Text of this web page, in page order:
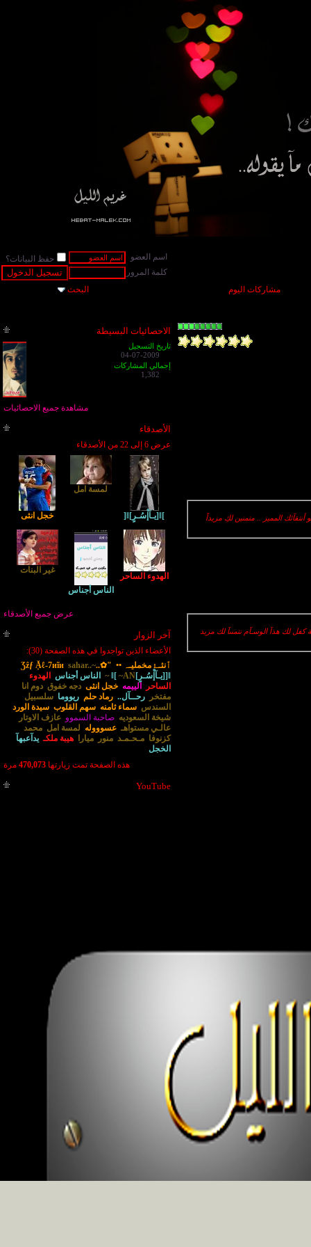
اسم العضو
حفظ البيانات؟
كلمة المرور
مشاركات اليوم
البحث
المميز .. متمنين لكِ مزيداً
لك هذآ الوسـآم نتمنىآ لك مزيد
الاحصائيات البسيطة
تاريخ التسجيل
04-07-2009
إجمالي المشاركات
1,382
مشاهدة جميع الاحصائيات
الأصدقاء
عرض 6 إلى 22 من الأصدقاء
]ǁ[يـآإْسُـرٍ]ǁ[
لمسة امل
خجل انثى
الهدوء الساحر
الناس أجناس
غير البنات
عرض جميع الأصدقاء
آخر الزوار
الأعضاء الذين تواجدوا في هذه الصفحة (30):
ٱنثـﮱ مخمليـﮧ •• "✿..Ʒẑƒ Ặℓ-7иĩи
sahar..~
]ǁ[يـآإْسُـرٍ]ǁ[
~AN~ الناس أجناس
الهدوء
الساحر
الييمه خجل انثى دجه خفوق دوم انا
مفتخر
رحــآل.. رماد حلم ريووما سلسبيل
السندس سماء ثامنه سهم القلوب سيدة الورد
شيخة السعوديه صاحبة السموو عازف الاوتار
عالـي مستواهـ عسوووله لمسة امل محمد
كزنوفا مـحـمـد منور ميارا هيبة ملكـ يدآعبهآ
الخجل
هذه الصفحة تمت زيارتها 470,073 مرة
YouTube